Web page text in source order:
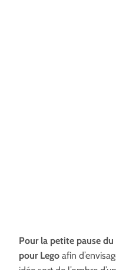
Pour la petite pause
pour Lego afin